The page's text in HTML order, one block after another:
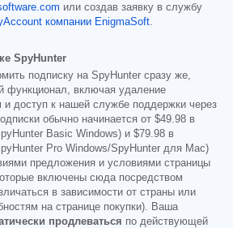
или создав заявку в службу
компании EnigmaSoft.
SpyHunter
подписку на SpyHunter сразу же,
функционал, включая удаление
и доступ к нашей службе поддержки через
обычно начинается от $49.98 в
Basic Windows) и $79.98 в
Pro Windows/SpyHunter для Mac)
предложения и условиями страницы
включены сюда посредством
в зависимости от страны или
на странице покупки). Ваша
продлеваться по действующей